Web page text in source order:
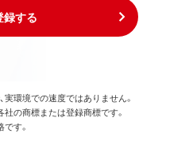
録する
環境での速度ではありません。
の商標または登録商標です。
す。